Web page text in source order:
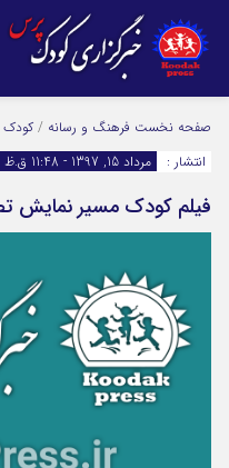
صفحه نخست فرهنگ و رسانه / کودک
انتشار :
مرداد 15, 1397 - 11:48 ق.ظ
فیلم کودک مسیر نمایش